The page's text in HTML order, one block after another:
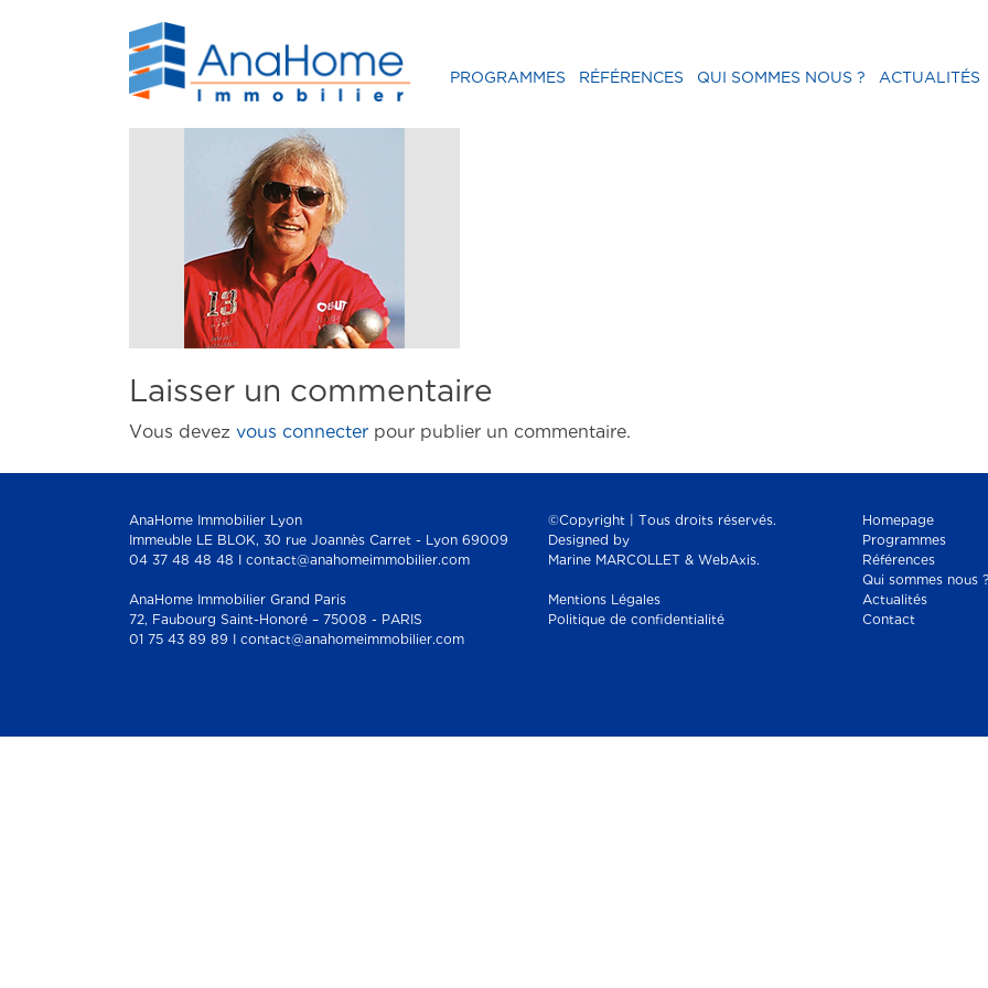
PROGRAMMES RÉFÉRENCES QUI SOMMES NOUS ? ACTUALITÉS
Laisser un commentaire
Vous devez vous connecter pour publier un commentaire.
AnaHome Immobilier Lyon
Immeuble LE BLOK, 30 rue Joannès Carret - Lyon 69009
04 37 48 48 48 I contact@anahomeimmobilier.com
AnaHome Immobilier Grand Paris
72, Faubourg Saint-Honoré – 75008 - PARIS
01 75 43 89 89 I contact@anahomeimmobilier.com
©Copyright | Tous droits réservés.
Designed by
Marine MARCOLLET & WebAxis.
Mentions Légales
Politique de confidentialité
Homepage
Programmes
Références
Qui sommes nous ?
Actualités
Contact